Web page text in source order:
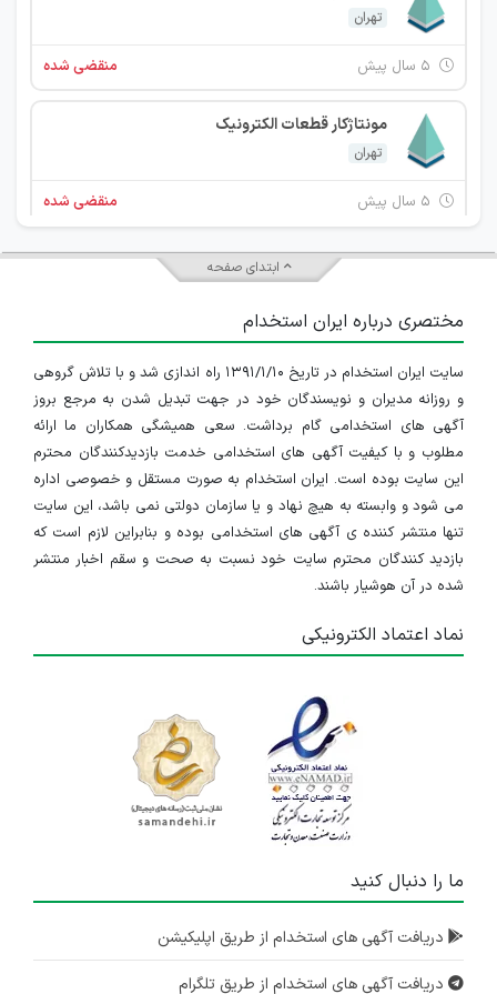
تهران
منقضی شده
مونتاژکار قطعات الکترونیک
تهران
منقضی شده
ابتدای صفحه
مختصری درباره ایران استخدام
سایت ایران استخدام در تاریخ ۱۳۹۱/۱/۱۰ راه اندازی شد و با تلاش گروهی
و روزانه مدیران و نویسندگان خود در جهت تبدیل شدن به مرجع بروز
آگهی های استخدامی گام برداشت. سعی همیشگی همکاران ما ارائه
مطلوب و با کیفیت آگهی های استخدامی خدمت بازدیدکنندگان محترم
این سایت بوده است. ایران استخدام به صورت مستقل و خصوصی اداره
می شود و وابسته به هیچ نهاد و یا سازمان دولتی نمی باشد، این سایت
تنها منتشر کننده ی آگهی های استخدامی بوده و بنابراین لازم است که
بازدید کنندگان محترم سایت خود نسبت به صحت و سقم اخبار منتشر
شده در آن هوشیار باشند.
نماد اعتماد الکترونیکی
ما را دنبال کنید
دریافت آگهی های استخدام از طریق اپلیکیشن
دریافت آگهی های استخدام از طریق تلگرام